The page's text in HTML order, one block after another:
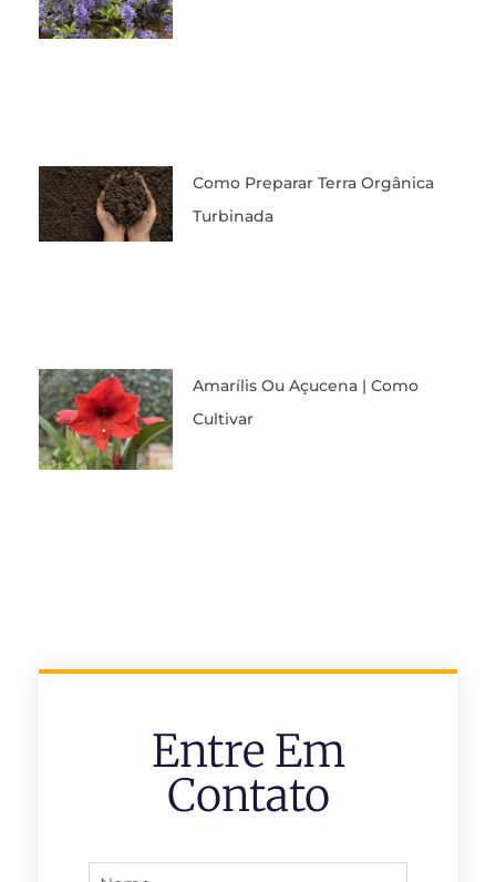
Como Preparar Terra Orgânica
Turbinada
Amarílis Ou Açucena | Como
Cultivar
Entre Em
Contato